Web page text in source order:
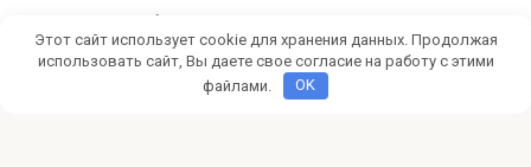
партнерских программах и платформах для монетизации
вашего сайта
Этот сайт использует cookie для хранения данных. Продолжая
использовать сайт, Вы даете свое согласие на работу с этими
файлами.
OK